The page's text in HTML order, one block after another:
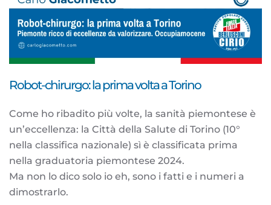
Robot-chirurgo: la prima volta a Torino
Come ho ribadito più volte, la sanità piemontese è
un’eccellenza: la Città della Salute di Torino (10°
nella classifica nazionale) sì è classificata prima
nella graduatoria piemontese 2024.
Ma non lo dico solo io eh, sono i fatti e i numeri a
dimostrarlo.